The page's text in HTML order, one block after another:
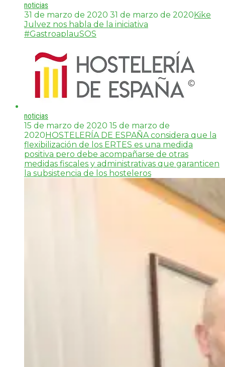
noticias
31 de marzo de 2020 31 de marzo de 2020 Kike
Julvez nos habla de la iniciativa
#GastroaplauSOS
noticias
15 de marzo de 2020 15 de marzo de
2020 HOSTELERÍA DE ESPAÑA considera que la
flexibilización de los ERTES es una medida
positiva pero debe acompañarse de otras
medidas fiscales y administrativas que garanticen
la subsistencia de los hosteleros